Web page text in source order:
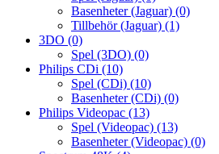
Basenheter (Jaguar) (0)
Tillbehör (Jaguar) (1)
3DO (0)
Spel (3DO) (0)
Philips CDi (10)
Spel (CDi) (10)
Basenheter (CDi) (0)
Philips Videopac (13)
Spel (Videopac) (13)
Basenheter (Videopac) (0)